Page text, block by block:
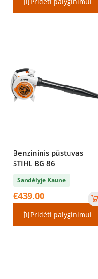
Benzininis pūstuvas
STIHL BG 86
Sandėlyje Kaune
€439.00
Pridėti palyginimui